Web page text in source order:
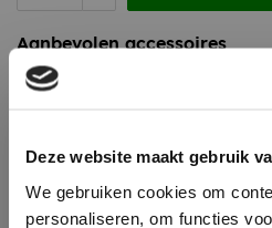
Deze website maakt gebruik
We gebruiken cookies om
personaliseren, om functies
Aanbevolen accessoires